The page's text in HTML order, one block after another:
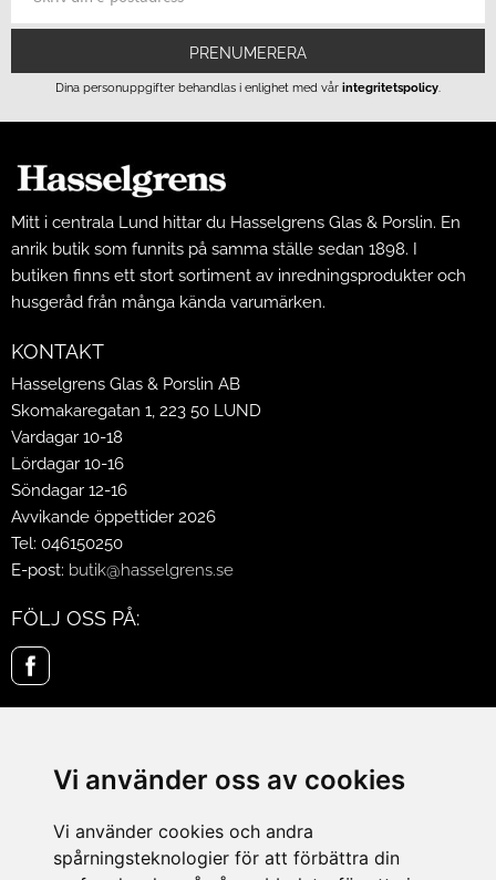
Vi använder oss av cookies
Vi använder cookies och andra
spårningsteknologier för att förbättra din
PRENUMERERA
Dina personuppgifter behandlas i enlighet med vår integritetspolicy
Mitt i centrala Lund hittar du Hasselgrens Glas & Porslin. En
anrik butik som funnits på samma ställe sedan 1898. I
butiken finns ett stort sortiment av inredningsprodukter och
husgeråd från många kända varumärken.
KONTAKT
Hasselgrens Glas & Porslin AB
Skomakaregatan 1, 223 50 LUND
Vardagar 10-18
Lördagar 10-16
Söndagar 12-16
Avvikande öppettider 2026
Tel: 046150250
E-post: butik@hasselgrens.se
FÖLJ OSS PÅ:
Mina sidor
Policy & Cookies
Leveranser, reklamationer & returer